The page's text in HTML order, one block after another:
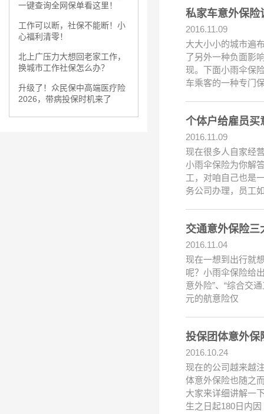
一键查询全网保单看这里！
工作可以断，社保不能断！小
心福利清零！
北上广压力大想回老家工作，
换城市工作社保怎么办？
升级了！众民保中高端医疗险
2026，带病投保时机来了
私家车意外保险
2016.11.09
大大小小的城市遍
了另外一种负面影
现。下面小雨伞保
车乘客的一种专门
个体户给雇员买
2016.11.09
现在很多人自家经
小雨伞保险为你解
工，对咱自己也是
务公司办理，员工
交通意外保险三
2016.11.04
现在一想到出行就
呢？小雨伞保险给
意外险”、“综合交
元的航意险仅
投保团体意外保
2016.10.24
现在的公司越来越
体意外保险也随之
大家来详细讲解一
生之日起180日内因